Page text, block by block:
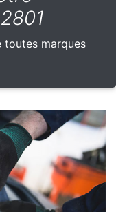
toutes marques